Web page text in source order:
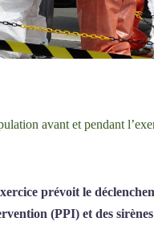
avant et pendant
prévoit le
(PPI) et des